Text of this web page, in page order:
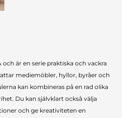
och är en serie praktiska och vackra
mediemöbler, hyllor, byråer och
kan kombineras på en rad olika
Du kan självklart också välja
och ge kreativiteten en